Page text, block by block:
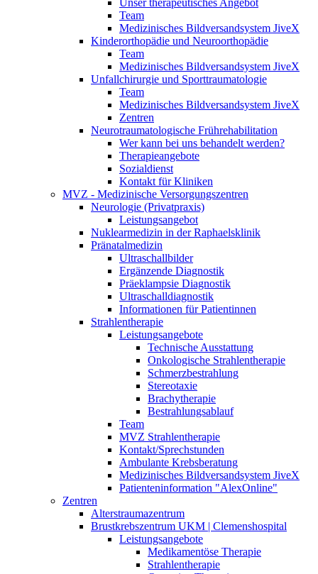
Unser therapeutisches Angebot
Team
Medizinisches Bildversandsystem JiveX
Kinderorthopädie und Neuroorthopädie
Team
Medizinisches Bildversandsystem JiveX
Unfallchirurgie und Sporttraumatologie
Team
Medizinisches Bildversandsystem JiveX
Zentren
Neurotraumatologische Frührehabilitation
Wer kann bei uns behandelt werden?
Therapieangebote
Sozialdienst
Kontakt für Kliniken
MVZ - Medizinische Versorgungszentren
Neurologie (Privatpraxis)
Leistungsangebot
Nuklearmedizin in der Raphaelsklinik
Pränatalmedizin
Ultraschallbilder
Ergänzende Diagnostik
Präeklampsie Diagnostik
Ultraschalldiagnostik
Informationen für Patientinnen
Strahlentherapie
Leistungsangebote
Technische Ausstattung
Onkologische Strahlentherapie
Schmerzbestrahlung
Stereotaxie
Brachytherapie
Bestrahlungsablauf
Team
MVZ Strahlentherapie
Kontakt/Sprechstunden
Ambulante Krebsberatung
Medizinisches Bildversandsystem JiveX
Patienteninformation "AlexOnline"
Zentren
Alterstraumazentrum
Brustkrebszentrum UKM | Clemenshospital
Leistungsangebote
Medikamentöse Therapie
Strahlentherapie